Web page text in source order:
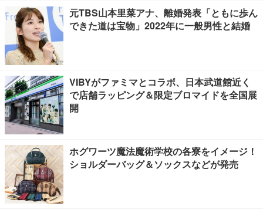
元TBS山本里菜アナ、離婚発表「ともに歩ん
できた道は宝物」2022年に一般男性と結婚
VIBYがファミマとコラボ、日本武道館近く
で店舗ラッピング＆限定ブロマイドを全国展
開
ホグワーツ魔法魔術学校の各寮をイメージ！
ショルダーバッグ＆ソックスなどが発売